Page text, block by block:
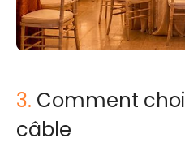
3. Comment
câble